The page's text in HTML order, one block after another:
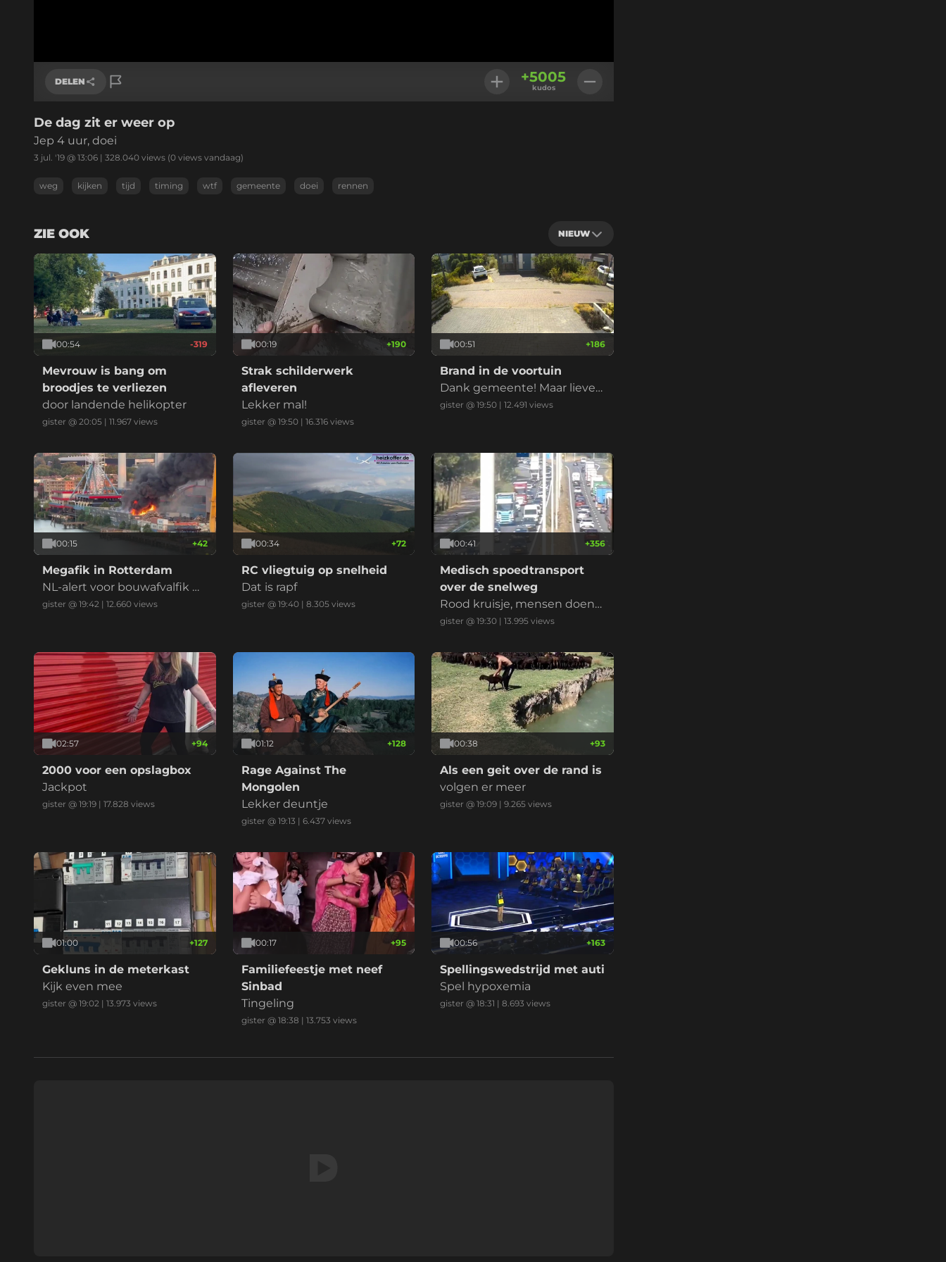
DELEN
Link kopiëren
+5005
kudos
De dag zit er weer op
Jep 4 uur, doei
3 jul. '19 @ 13:06 | 328.040 views (0 views vandaag)
weg kijken tijd timing wtf gemeente doei rennen
ZIE OOK NIEUW
00:54 -319
Mevrouw is bang om
broodjes te verliezen
door landende helikopter
gister @ 20:05 | 11.967 views
00:19 +190
Strak schilderwerk
afleveren
Lekker mal!
gister @ 19:50| 16.316views
00:51 +186
Brand in de voortuin
Dank gemeente! Maar liever
niet nu met de droogte
gister @ 19:50 |12.491 views
00:15 +42
Megafik in Rotterdam
NL-alert voor bouwafvalfik m
et zwarte reauk bij recycling
gister @ 19:42 | 12.660 views
00:34 +72
RC vliegtuig op snelheid
Dat is rapf
gister @ 19:40| 8.305views
00:41 +356
Medisch spoedtransport
over de snelweg
Rood kruisje, mensen doen
normaal, ambu erlangs, klaar
gister @ 19:30 |13.995 views
02:57 +94
2000 voor een opslagbox
Jackpot
gister @ 19:19 | 17.828 views
01:12 +128
Rage Against The
Mongolen
Lekker deuntje
gister @ 19:13 | 6.437views
00:38 +93
Als een geit over de rand is
volgen er meer
gister @ 19:09 |9.265 views
01:00 +127
Gekluns in de meterkast
Kijk even mee
gister @ 19:02 | 13.973 views
00:17 +95
Familiefeestje met neef
Sinbad
Tingeling
gister @ 18:38 | 13.753 views
00:56 +163
Spellingswedstrijd met auti
Spel hypoxemia
gister @ 18:31 |8.693 views